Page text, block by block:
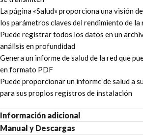
La página «Salud» proporciona una visión
los parámetros claves del rendimiento de la
Puede registrar todos los datos en un
análisis en profundidad
Genera un informe de salud de la red que
en formato PDF
Puede proporcionar un informe de salud a
para sus propios registros de instalación
Información adicional
Manual y Descargas